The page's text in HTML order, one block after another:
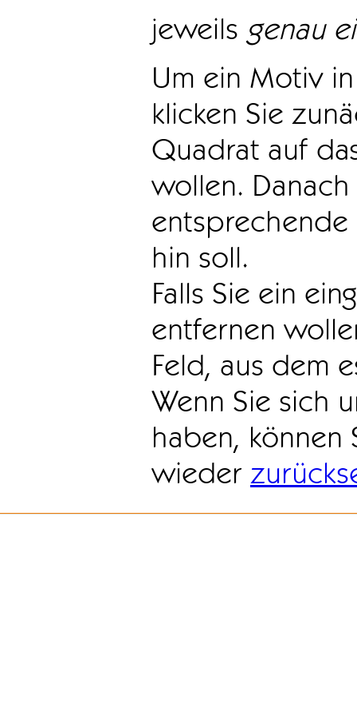
jeweils genau
Um ein Motiv
klicken Sie
Quadrat auf
wollen.
hin soll.
Falls Sie ein
entfernen
Feld, aus dem
Wenn Sie sich
haben, können
wieder